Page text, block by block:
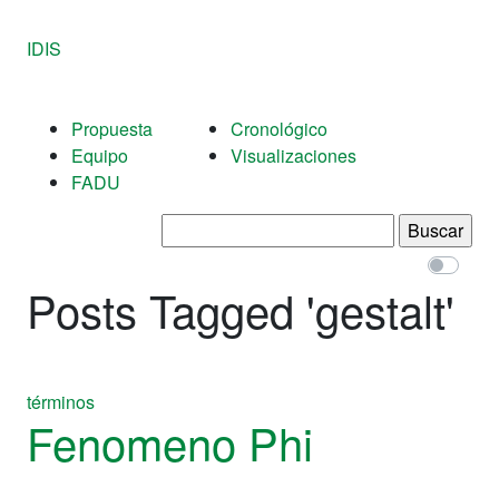
IDIS
Propuesta
Equipo
FADU
Cronológico
Visualizaciones
Posts Tagged 'gestalt'
términos
Fenomeno Phi